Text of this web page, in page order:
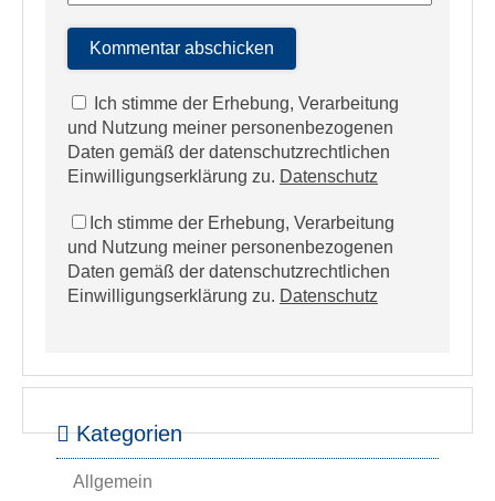
Ich stimme der Erhebung, Verarbeitung
und Nutzung meiner personenbezogenen
Daten gemäß der datenschutzrechtlichen
Einwilligungserklärung zu. Datenschutz
Ich stimme der Erhebung, Verarbeitung
und Nutzung meiner personenbezogenen
Daten gemäß der datenschutzrechtlichen
Einwilligungserklärung zu. Datenschutz
Kategorien
Allgemein